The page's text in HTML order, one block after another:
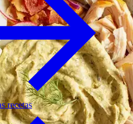
recetas